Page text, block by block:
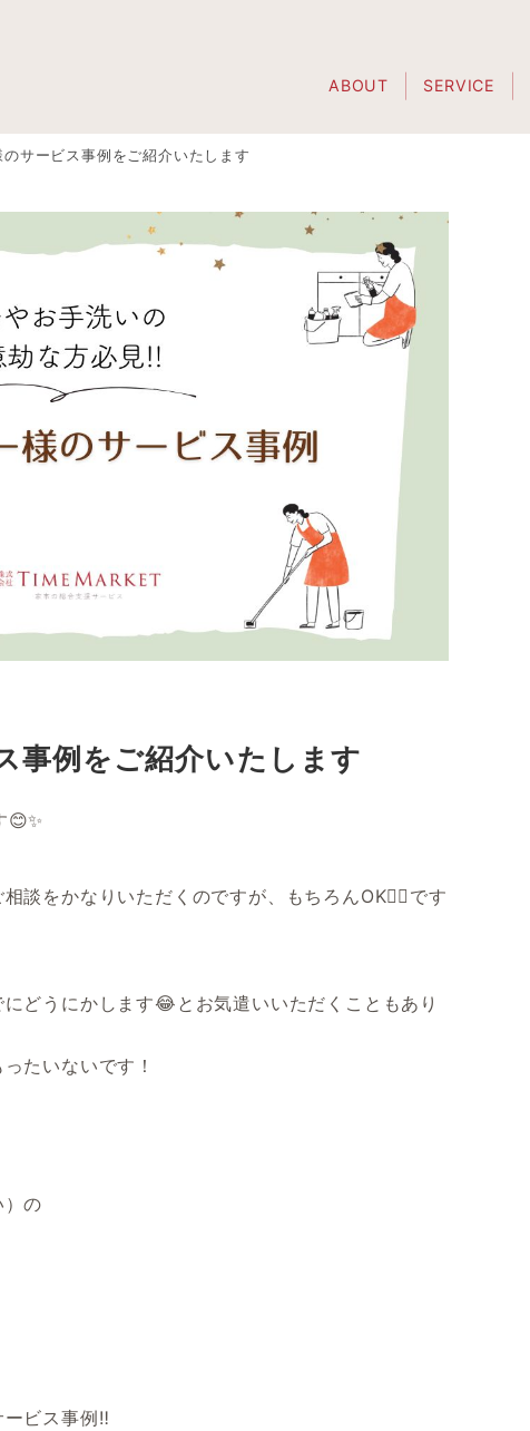
ABOUT SERVICE
サービス事例をご紹介いたします
事例をご紹介いたします
談をかなりいただくのですが、もちろんOK🙆‍♀️です
どうにかします😂とお気遣いいただくこともあり
たいないです！
の
ビス事例‼